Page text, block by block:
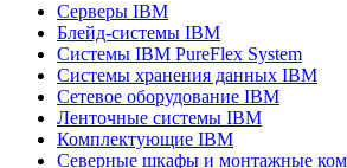
Серверы IBM
Блейд-системы IBM
Системы IBM PureFlex System
Системы хранения данных IBM
Сетевое оборудование IBM
Ленточные системы IBM
Комплектующие IBM
Северные шкафы и монтажные